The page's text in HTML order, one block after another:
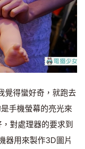
覺得蠻好奇，就跑去
手機螢幕的亮光來
對處理器的要求到
器用來製作3D圖片